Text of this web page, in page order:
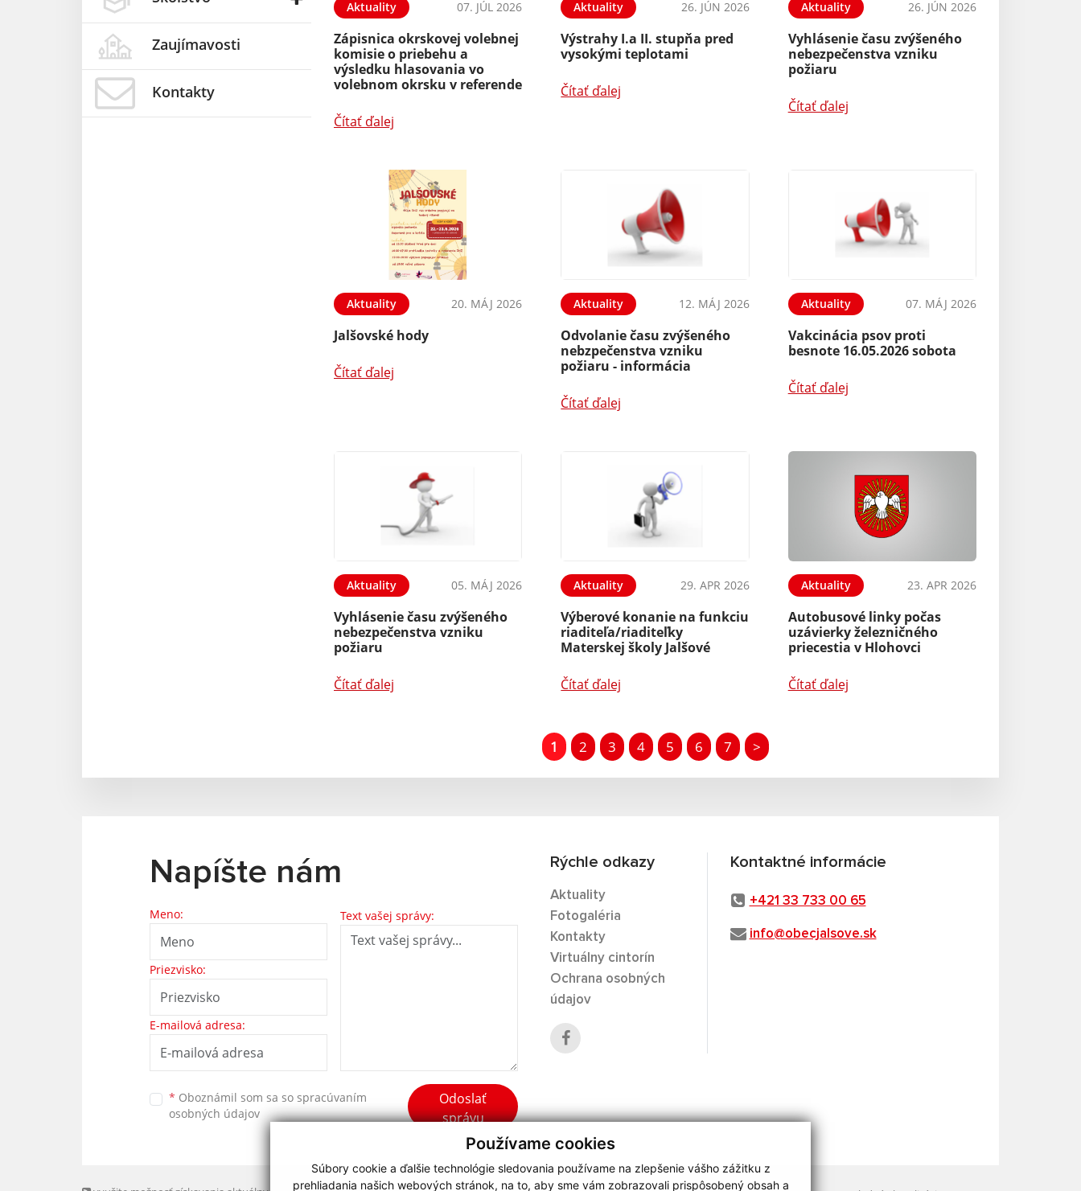
Používame cookies
Súbory cookie a ďalšie technológie sledovania používame na zlepšenie vášho zážitku z
prehliadania našich webových stránok, na to, aby sme vám zobrazovali prispôsobený obsah a
Zaujímavosti
Kontakty
Aktuality 07. JÚL 2026
Zápisnica okrskovej volebnej
komisie o priebehu a
výsledku hlasovania vo
volebnom okrsku v referende
Čítať ďalej
Aktuality 26. JÚN 2026
Výstrahy I.a II. stupňa pred
vysokými teplotami
Čítať ďalej
Aktuality 26. JÚN 2026
Vyhlásenie času zvýšeného
nebezpečenstva vzniku
požiaru
Čítať ďalej
Aktuality 20. MÁJ 2026
Jalšovské hody
Čítať ďalej
Aktuality 12. MÁJ 2026
Odvolanie času zvýšeného
nebzpečenstva vzniku
požiaru - informácia
Čítať ďalej
Aktuality 07. MÁJ 2026
Vakcinácia psov proti
besnote 16.05.2026 sobota
Čítať ďalej
Aktuality 05. MÁJ 2026
Vyhlásenie času zvýšeného
nebezpečenstva vzniku
požiaru
Čítať ďalej
Aktuality 29. APR 2026
Výberové konanie na funkciu
riaditeľa/riaditeľky
Materskej školy Jalšové
Čítať ďalej
Aktuality 23. APR 2026
Autobusové linky počas
uzávierky železničného
priecestia v Hlohovci
Čítať ďalej
1 2 3 4 5 6 7 >
Napíšte nám
Meno:
Priezvisko:
E-mailová adresa:
Text vašej správy:
* Oboznámil som sa so spracúvaním
osobných údajov
Odoslať
správu
Rýchle odkazy
Aktuality
Fotogaléria
Kontakty
Virtuálny cintorín
Ochrana osobných
údajov
Kontaktné informácie
+421 33 733 00 65
info@obecjalsove.sk